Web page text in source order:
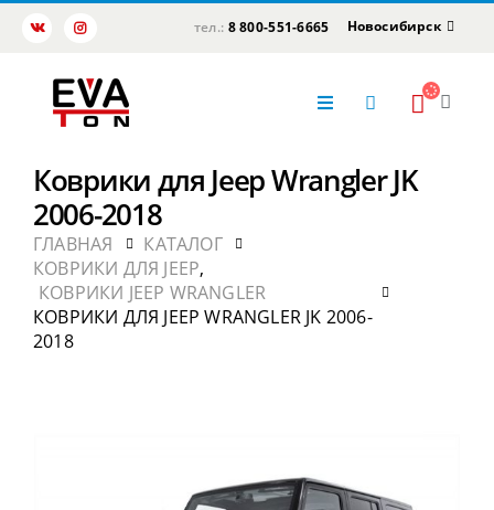
тел.: 8 800-551-6665 Новосибирск
Коврики для Jeep Wrangler JK
2006-2018
ГЛАВНАЯ
КАТАЛОГ
КОВРИКИ ДЛЯ JEEP,
КОВРИКИ JEEP WRANGLER
КОВРИКИ ДЛЯ JEEP WRANGLER JK 2006-
2018